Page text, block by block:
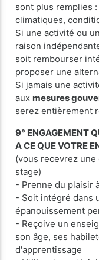
sont plus remplies
climatiques,
Si une activité ou
raison
soit rembourser
proposer une
Si jamais une
aux mesures
serez entièrement
9° ENGAGEMENT
A CE QUE VOTRE
(vous recevrez
stage)
- Prenne du plaisir
- Soit intégré dans
épanouissement
- Reçoive un
son âge, ses
d'apprentissage